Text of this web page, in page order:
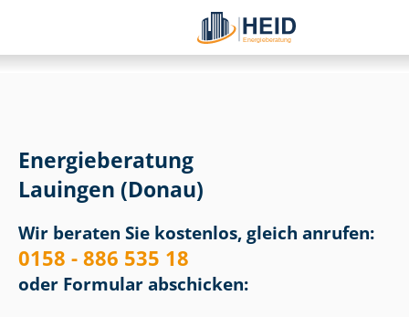
Energieberatung
Lauingen (Donau)
Wir beraten Sie kostenlos, gleich anrufen:
0158 - 886 535 18
oder Formular abschicken: